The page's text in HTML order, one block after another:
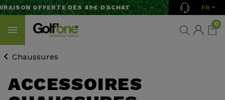
OFFERTE DÈS 49€ D'ACHAT FR
0
Chaussures
ACCESSOIRES